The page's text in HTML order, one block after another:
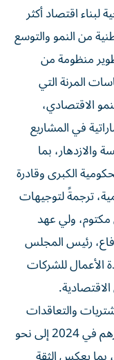
لبناء اقتصاد أكثر
من النمو والتوسع
منظومة من
المرنة التي
الاقتصادي،
في المشاريع
والازدهار، بما
الكبرى وقادرة
ترجمةً لتوجيهات
ولي عهد
رئيس المجلس
الأعمال للشركات
والتعاقدات
مع الموردين الإماراتيين من 8.2 مليون درهم في 2024 إلى نحو